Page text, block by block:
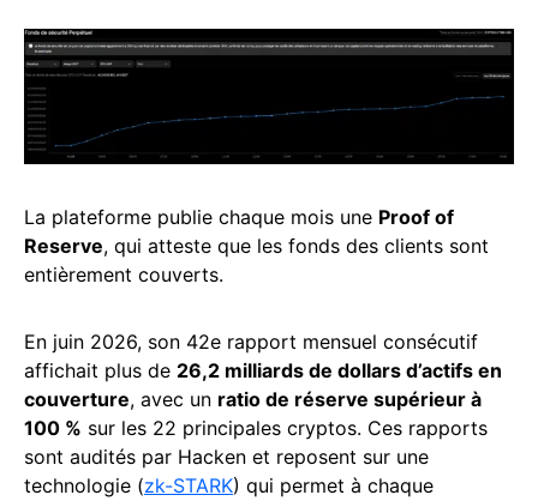
La plateforme publie chaque mois une Proof of
Reserve, qui atteste que les fonds des clients sont
entièrement couverts.
En juin 2026, son 42e rapport mensuel consécutif
affichait plus de 26,2 milliards de dollars d’actifs en
couverture, avec un ratio de réserve supérieur à
100 % sur les 22 principales cryptos. Ces rapports
sont audités par Hacken et reposent sur une
technologie (zk-STARK) qui permet à chaque